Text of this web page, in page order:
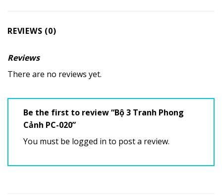
REVIEWS (0)
Reviews
There are no reviews yet.
Be the first to review “Bộ 3 Tranh Phong
Cảnh PC-020”
You must be logged in to post a review.